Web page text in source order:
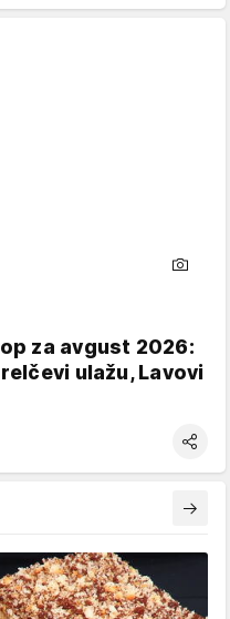
za avgust 2026:
ulažu, Lavovi